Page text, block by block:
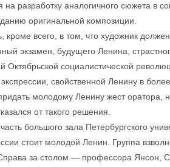
на разработку аналогичного сюжета в
оригинальной композиции.
кроме всего, в том, что художник
экзамен, будущего Ленина,
Октябрьской социалистической
свойственной Ленину в
молодому Ленину жест оратора,
от такого решения.
большого зала Петербургского
стоит молодой Ленин. Группа
за столом — профессора Янсон,